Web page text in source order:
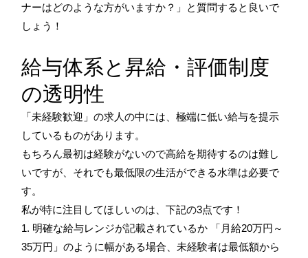
ナーはどのような方がいますか？」と質問すると良いで
しょう！
給与体系と昇給・評価制度
の透明性
「未経験歓迎」の求人の中には、極端に低い給与を提示
しているものがあります。
もちろん最初は経験がないので高給を期待するのは難し
いですが、それでも最低限の生活ができる水準は必要で
す。
私が特に注目してほしいのは、下記の3点です！
1. 明確な給与レンジが記載されているか 「月給20万円～
35万円」のように幅がある場合、未経験者は最低額から